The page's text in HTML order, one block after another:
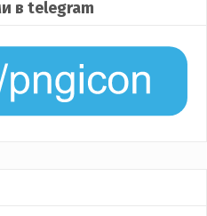
в telegram